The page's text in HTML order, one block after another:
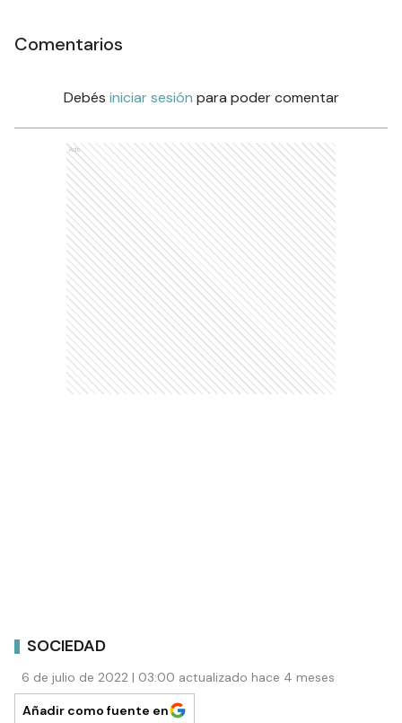
Comentarios
Debés iniciar sesión para poder comentar
Ads
SOCIEDAD
6 de julio de 2022 | 03:00 actualizado hace 4 meses
Añadir como fuente en